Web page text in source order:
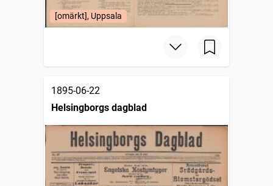
[omärkt], Uppsala
1895-06-22
Helsingborgs dagblad